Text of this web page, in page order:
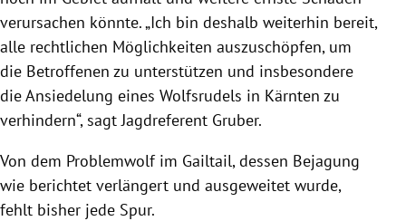
verursachen könnte. „Ich bin deshalb weiterhin bereit,
alle rechtlichen Möglichkeiten auszuschöpfen, um
die Betroffenen zu unterstützen und insbesondere
die Ansiedelung eines Wolfsrudels in Kärnten zu
verhindern“, sagt Jagdreferent Gruber.
Von dem Problemwolf im Gailtail, dessen Bejagung
wie berichtet verlängert und ausgeweitet wurde,
fehlt bisher jede Spur.